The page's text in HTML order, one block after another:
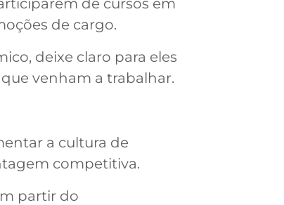
de cursos em
de cargo.
deixe claro para eles
venham a trabalhar.
a cultura de
competitiva.
partir do